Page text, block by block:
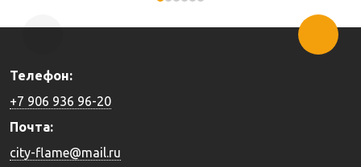
Телефон:
+7 906 936 96-20
Почта:
city-flame@mail.ru